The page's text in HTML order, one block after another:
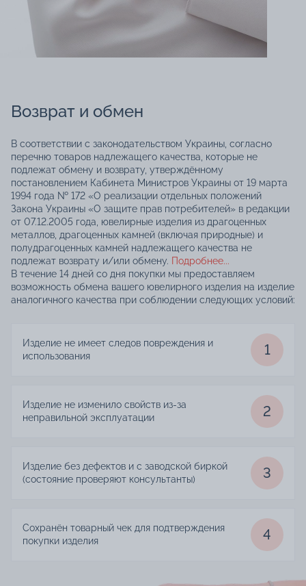
Возврат и обмен
В соответствии с законодательством Украины, согласно
перечню товаров надлежащего качества, которые не
подлежат обмену и возврату, утверждённому
постановлением Кабинета Министров Украины от 19 марта
1994 года № 172 «О реализации отдельных положений
Закона Украины «О защите прав потребителей» в редакции
от 07.12.2005 года, ювелирные изделия из драгоценных
металлов, драгоценных камней (включая природные) и
полудрагоценных камней надлежащего качества не
подлежат возврату и/или обмену. Подробнее...
В течение 14 дней со дня покупки мы предоставляем
возможность обмена вашего ювелирного изделия на изделие
аналогичного качества при соблюдении следующих условий:
Изделие не имеет следов повреждения и
использования
1
Изделие не изменило свойств из-за
неправильной эксплуатации
2
Изделие без дефектов и с заводской биркой
(состояние проверяют консультанты)
3
Сохранён товарный чек для подтверждения
покупки изделия
4